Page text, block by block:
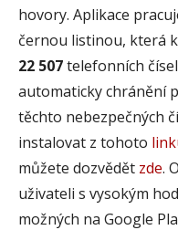
hovory. Aplikace
černou listinou, která
22 507telefonních
automaticky chránění
těchto nebezpečných
instalovat z tohoto
můžete dozvědět zde.
uživateli s vysokým
možných na Google